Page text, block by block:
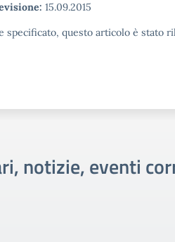
15.09.2015
specificato, questo articolo è stato
notizie, eventi